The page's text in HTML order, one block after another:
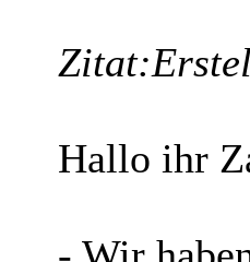
Zitat:
Hallo ihr